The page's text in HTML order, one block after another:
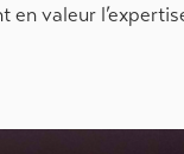
valeur